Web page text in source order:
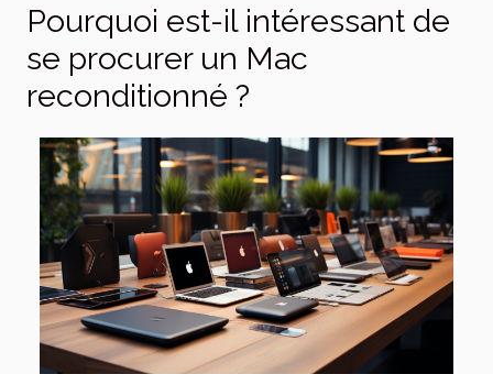
Pourquoi est-il intéressant de
se procurer un Mac
reconditionné ?